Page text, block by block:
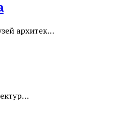
архитек…